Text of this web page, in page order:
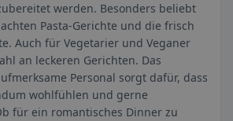
werden. Besonders beliebt
Pasta-Gerichte und die frisch
Auch für Vegetarier und Veganer
an leckeren Gerichten. Das
Personal sorgt dafür, dass
wohlfühlen und gerne
für ein romantisches Dinner zu